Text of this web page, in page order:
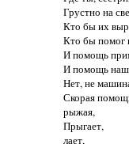
Грустно на
Кто бы их
Кто бы помог
И помощь
И помощь
Нет, не
Скорая
рыжая,
Прыгает,
лает,